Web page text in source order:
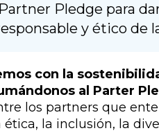
Pledge para
y ético de
con la
al Parter
los partners que
la inclusión, la